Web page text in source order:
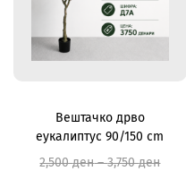
Вештачко дрво
еукалиптус 90/150 cm
2,500ден–3,750ден